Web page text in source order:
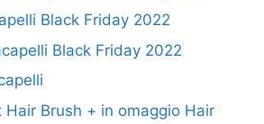
Black Friday 2022
Black Friday 2022
Hair Brush + in omaggio Hair